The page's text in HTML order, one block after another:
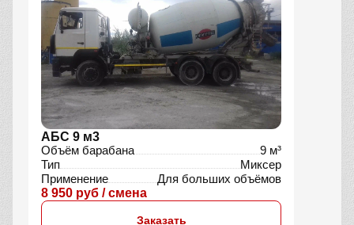
АБС 9 м3
Объём барабана
9 м³
Тип
Миксер
Применение
Для больших объёмов
8 950 руб / смена
Заказать